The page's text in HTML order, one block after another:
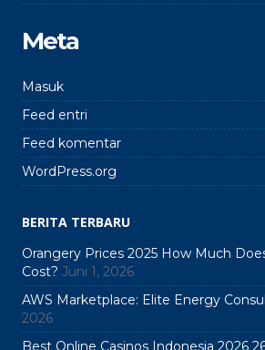
Meta
Masuk
Feed entri
Feed komentar
WordPress.org
BERITA TERBARU
Orangery Prices 2025 How Much
Cost? Juni 1, 2026
AWS Marketplace: Elite Energy
2026